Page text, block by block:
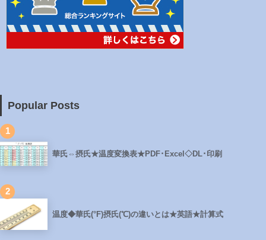
Popular Posts
1
華氏⇔摂氏★温度変換表★PDF･Excel◇DL･印刷
2
温度◆華氏(°F)摂氏(℃)の違いとは★英語★計算式